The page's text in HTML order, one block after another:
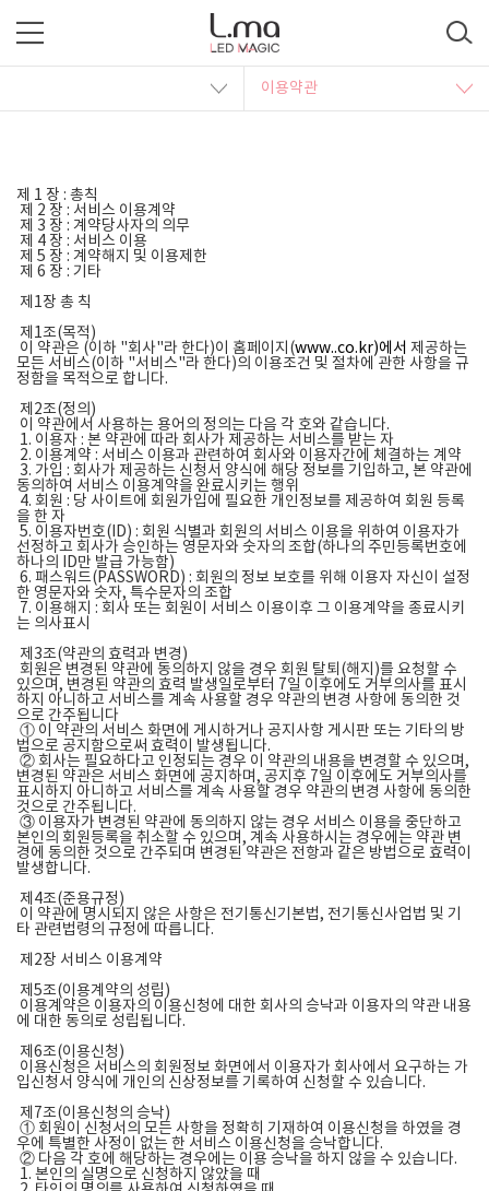
이용약관
제 1 장 : 총칙
제 2 장 : 서비스 이용계약
제 3 장 : 계약당사자의 의무
제 4 장 : 서비스 이용
제 5 장 : 계약해지 및 이용제한
제 6 장 : 기타
제1장 총 칙
제1조(목적)
이 약관은 (이하 "회사"라 한다)이 홈페이지(www..co.kr)에서 제공하는
모든 서비스(이하 "서비스"라 한다)의 이용조건 및 절차에 관한 사항을 규
정함을 목적으로 합니다.
제2조(정의)
이 약관에서 사용하는 용어의 정의는 다음 각 호와 같습니다.
1. 이용자 : 본 약관에 따라 회사가 제공하는 서비스를 받는 자
2. 이용계약 : 서비스 이용과 관련하여 회사와 이용자간에 체결하는 계약
3. 가입 : 회사가 제공하는 신청서 양식에 해당 정보를 기입하고, 본 약관에
동의하여 서비스 이용계약을 완료시키는 행위
4. 회원 : 당 사이트에 회원가입에 필요한 개인정보를 제공하여 회원 등록
을 한 자
5. 이용자번호(ID) : 회원 식별과 회원의 서비스 이용을 위하여 이용자가
선정하고 회사가 승인하는 영문자와 숫자의 조합(하나의 주민등록번호에
하나의 ID만 발급 가능함)
6. 패스워드(PASSWORD) : 회원의 정보 보호를 위해 이용자 자신이 설정
한 영문자와 숫자, 특수문자의 조합
7. 이용해지 : 회사 또는 회원이 서비스 이용이후 그 이용계약을 종료시키
는 의사표시
제3조(약관의 효력과 변경)
회원은 변경된 약관에 동의하지 않을 경우 회원 탈퇴(해지)를 요청할 수
있으며, 변경된 약관의 효력 발생일로부터 7일 이후에도 거부의사를 표시
하지 아니하고 서비스를 계속 사용할 경우 약관의 변경 사항에 동의한 것
으로 간주됩니다
① 이 약관의 서비스 화면에 게시하거나 공지사항 게시판 또는 기타의 방
법으로 공지함으로써 효력이 발생됩니다.
② 회사는 필요하다고 인정되는 경우 이 약관의 내용을 변경할 수 있으며,
변경된 약관은 서비스 화면에 공지하며, 공지후 7일 이후에도 거부의사를
표시하지 아니하고 서비스를 계속 사용할 경우 약관의 변경 사항에 동의한
것으로 간주됩니다.
③ 이용자가 변경된 약관에 동의하지 않는 경우 서비스 이용을 중단하고
본인의 회원등록을 취소할 수 있으며, 계속 사용하시는 경우에는 약관 변
경에 동의한 것으로 간주되며 변경된 약관은 전항과 같은 방법으로 효력이
발생합니다.
제4조(준용규정)
이 약관에 명시되지 않은 사항은 전기통신기본법, 전기통신사업법 및 기
타 관련법령의 규정에 따릅니다.
제2장 서비스 이용계약
제5조(이용계약의 성립)
이용계약은 이용자의 이용신청에 대한 회사의 승낙과 이용자의 약관 내용
에 대한 동의로 성립됩니다.
제6조(이용신청)
이용신청은 서비스의 회원정보 화면에서 이용자가 회사에서 요구하는 가
입신청서 양식에 개인의 신상정보를 기록하여 신청할 수 있습니다.
제7조(이용신청의 승낙)
① 회원이 신청서의 모든 사항을 정확히 기재하여 이용신청을 하였을 경
우에 특별한 사정이 없는 한 서비스 이용신청을 승낙합니다.
② 다음 각 호에 해당하는 경우에는 이용 승낙을 하지 않을 수 있습니다.
1. 본인의 실명으로 신청하지 않았을 때